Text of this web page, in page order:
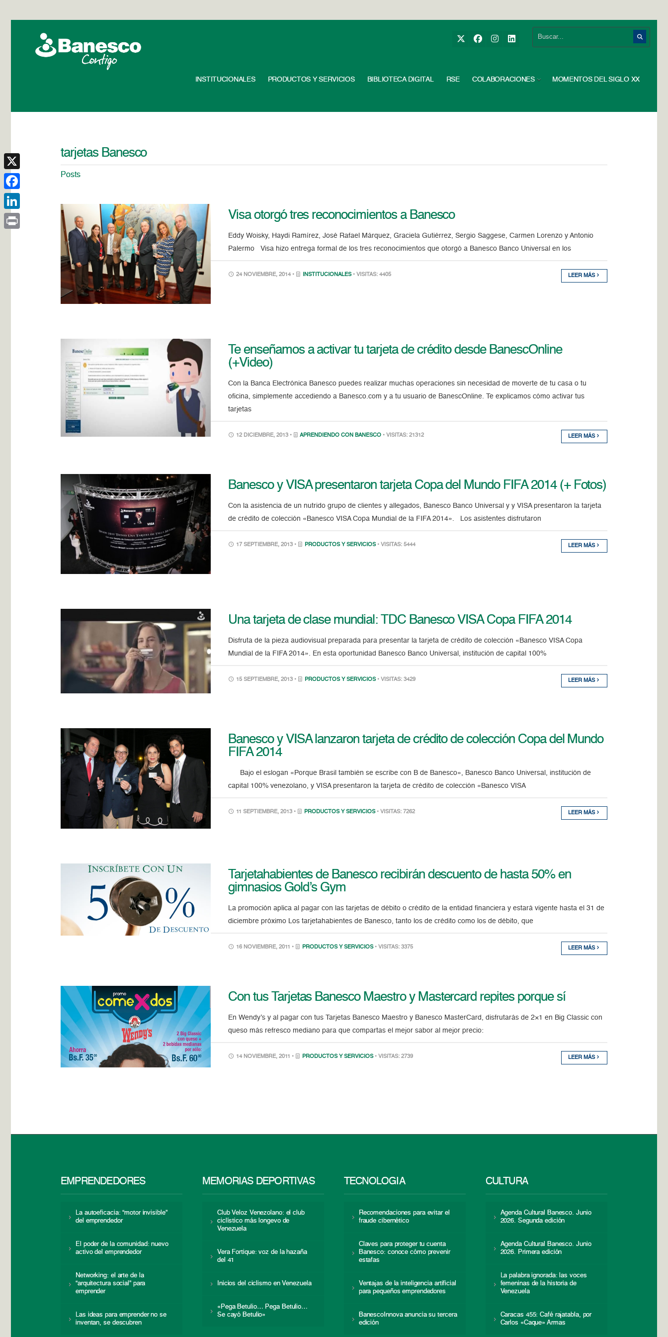
INSTITUCIONALES PRODUCTOS Y SERVICIOS BIBLIOTECA DIGITAL RSE COLABORACIONES MOMENTOS DEL SIGLO XX
tarjetas Banesco
Posts
Visa otorgó tres reconocimientos a Banesco
Eddy Woisky, Haydi Ramírez, José Rafael Márquez, Graciela Gutiérrez, Sergio Saggese, Carmen Lorenzo y Antonio
Palermo Visa hizo entrega formal de los tres reconocimientos que otorgó a Banesco Banco Universal en los
24 NOVIEMBRE, 2014 • INSTITUCIONALES • VISITAS: 4405 LEER MÁS
Te enseñamos a activar tu tarjeta de crédito desde BanescOnline
(+Video)
Con la Banca Electrónica Banesco puedes realizar muchas operaciones sin necesidad de moverte de tu casa o tu
oficina, simplemente accediendo a Banesco.com y a tu usuario de BanescOnline. Te explicamos cómo activar tus
tarjetas
12 DICIEMBRE, 2013 • APRENDIENDO CON BANESCO • VISITAS: 21312 LEER MÁS
Banesco y VISA presentaron tarjeta Copa del Mundo FIFA 2014 (+ Fotos)
Con la asistencia de un nutrido grupo de clientes y allegados, Banesco Banco Universal y y VISA presentaron la tarjeta
de crédito de colección «Banesco VISA Copa Mundial de la FIFA 2014». Los asistentes disfrutaron
17 SEPTIEMBRE, 2013 • PRODUCTOS Y SERVICIOS • VISITAS: 5444 LEER MÁS
Una tarjeta de clase mundial: TDC Banesco VISA Copa FIFA 2014
Disfruta de la pieza audiovisual preparada para presentar la tarjeta de crédito de colección «Banesco VISA Copa
Mundial de la FIFA 2014». En esta oportunidad Banesco Banco Universal, institución de capital 100%
15 SEPTIEMBRE, 2013 • PRODUCTOS Y SERVICIOS • VISITAS: 3429 LEER MÁS
Banesco y VISA lanzaron tarjeta de crédito de colección Copa del Mundo
FIFA 2014
Bajo el eslogan «Porque Brasil también se escribe con B de Banesco», Banesco Banco Universal, institución de
capital 100% venezolano, y VISA presentaron la tarjeta de crédito de colección «Banesco VISA
11 SEPTIEMBRE, 2013 • PRODUCTOS Y SERVICIOS • VISITAS: 7262 LEER MÁS
Tarjetahabientes de Banesco recibirán descuento de hasta 50% en
gimnasios Gold’s Gym
La promoción aplica al pagar con las tarjetas de débito o crédito de la entidad financiera y estará vigente hasta el 31 de
diciembre próximo Los tarjetahabientes de Banesco, tanto los de crédito como los de débito, que
16 NOVIEMBRE, 2011 • PRODUCTOS Y SERVICIOS • VISITAS: 3375 LEER MÁS
Con tus Tarjetas Banesco Maestro y Mastercard repites porque sí
En Wendy’s y al pagar con tus Tarjetas Banesco Maestro y Banesco MasterCard, disfrutarás de 2×1 en Big Classic con
queso más refresco mediano para que compartas el mejor sabor al mejor precio:
14 NOVIEMBRE, 2011 • PRODUCTOS Y SERVICIOS • VISITAS: 2739 LEER MÁS
EMPRENDEDORES
La autoeficacia: “motor invisible”
del emprendedor
El poder de la comunidad: nuevo
activo del emprendedor
Networking: el arte de la
“arquitectura social” para
emprender
Las ideas para emprender no se
inventan, se descubren
MEMORIAS DEPORTIVAS
Club Veloz Venezolano: el club
ciclístico más longevo de
Venezuela
Vera Fortique: voz de la hazaña
del 41
Inicios del ciclismo en Venezuela
«Pega Betulio… Pega Betulio…
Se cayó Betulio»
TECNOLOGÍA
Recomendaciones para evitar el
fraude cibernético
Claves para proteger tu cuenta
Banesco: conoce cómo prevenir
estafas
Ventajas de la inteligencia artificial
para pequeños emprendedores
BanescoInnova anuncia su tercera
edición
CULTURA
Agenda Cultural Banesco. Junio
2026. Segunda edición
Agenda Cultural Banesco. Junio
2026. Primera edición
La palabra ignorada: las voces
femeninas de la historia de
Venezuela
Caracas 455: Café rajatabla, por
Carlos «Caque» Armas
X
Facebook
LinkedIn